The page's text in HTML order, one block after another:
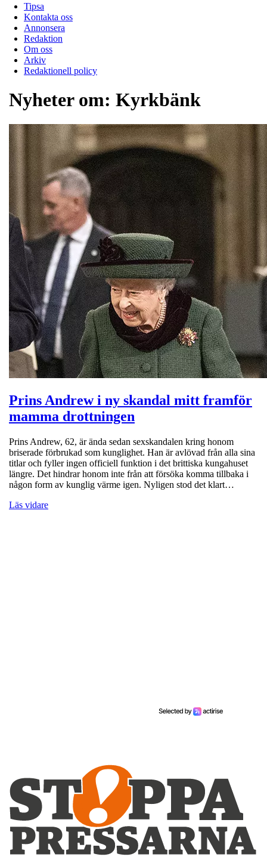
Tipsa
Kontakta oss
Annonsera
Redaktion
Om oss
Arkiv
Redaktionell policy
Nyheter om: Kyrkbänk
Prins Andrew i ny skandal mitt framför
mamma drottningen
Prins Andrew, 62, är ända sedan sexskandalen kring honom
briserade förbrukad som kunglighet. Han är avlövad från alla sina
titlar och fyller ingen officiell funktion i det brittiska kungahuset
längre. Det hindrar honom inte från att försöka komma tillbaka i
någon form av kunglig värme igen. Nyligen stod det klart…
Läs vidare